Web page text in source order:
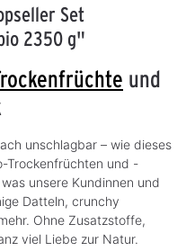
Set
2350 g"
und
unschlagbar – wie dieses
Trockenfrüchten und -
unsere Kundinnen und
Datteln, crunchy
Ohne Zusatzstoffe,
viel Liebe zur Natur.